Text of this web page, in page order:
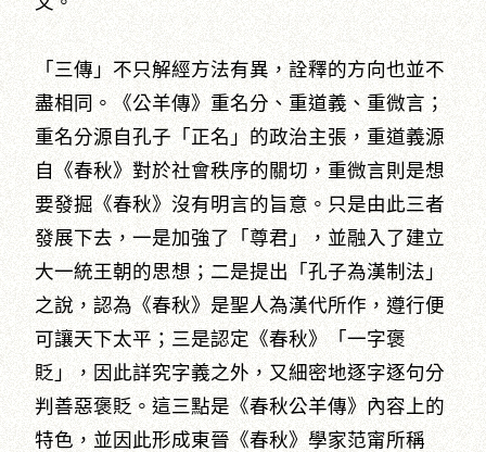
「三傳」不只解經方法有異，詮釋的方向也並不
盡相同。《公羊傳》重名分、重道義、重微言；
重名分源自孔子「正名」的政治主張，重道義源
自《春秋》對於社會秩序的關切，重微言則是想
要發掘《春秋》沒有明言的旨意。只是由此三者
發展下去，一是加強了「尊君」，並融入了建立
大一統王朝的思想；二是提出「孔子為漢制法」
之說，認為《春秋》是聖人為漢代所作，遵行便
可讓天下太平；三是認定《春秋》「一字褒
貶」，因此詳究字義之外，又細密地逐字逐句分
判善惡褒貶。這三點是《春秋公羊傳》內容上的
特色，並因此形成東晉《春秋》學家范甯所稱